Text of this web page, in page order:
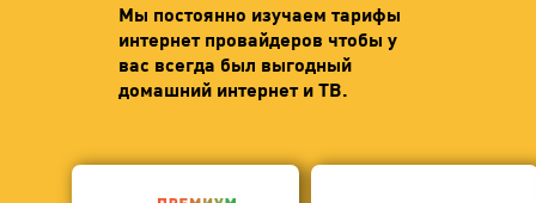
Мы постоянно изучаем тарифы
интернет провайдеров чтобы у
вас всегда был выгодный
домашний интернет и ТВ.